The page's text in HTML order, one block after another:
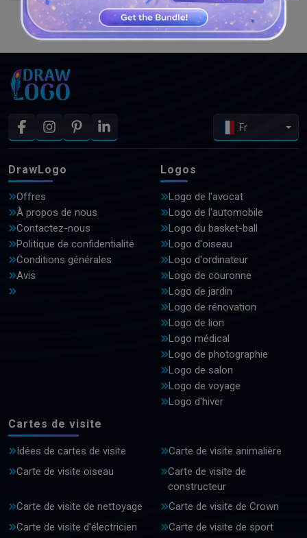
VOIR PLUS DE CONCEPTIONS
Fr
DrawLogo
Offres
À propos de nous
Contactez-nous
Politique de confidentialité
Conditions générales
Avis
Logos
Logo de l'avocat
Logo de l'automobile
Logo du basket-ball
Logo d'oiseau
Logo d'ordinateur
Logo de couronne
Logo de jardin
Logo de rénovation
Logo de lion
Logo médical
Logo de photographie
Logo de salon
Logo de voyage
Logo d'hiver
Cartes de visite
Idées de cartes de visite
Carte de visite animalière
Carte de visite oiseau
Carte de visite de
constructeur
Carte de visite de nettoyage
Carte de visite de Crown
Carte de visite d'électricien
Carte de visite de sport